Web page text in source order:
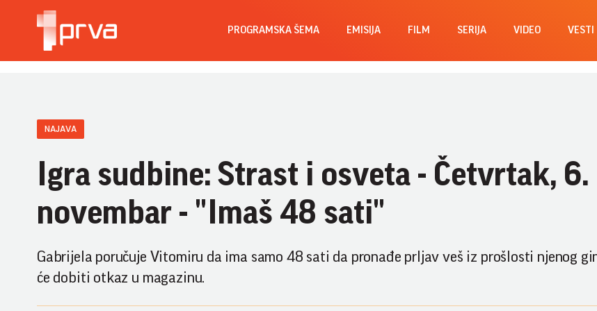
PROGRAMSKA ŠEMA EMISIJA FILM SERIJA VIDEO VESTI
NAJAVA
Igra sudbine: Strast i osveta - Četvrtak, 6.
novembar - "Imaš 48 sati"
Gabrijela poručuje Vitomiru da ima samo 48 sati da pronađe prljav veš iz prošlosti njenog
će dobiti otkaz u magazinu.